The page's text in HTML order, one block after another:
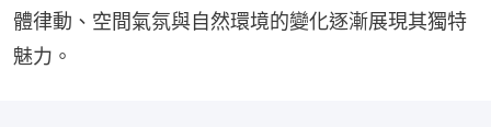
體律動、空間氣氛與自然環境的變化逐漸展現其獨特
魅力。